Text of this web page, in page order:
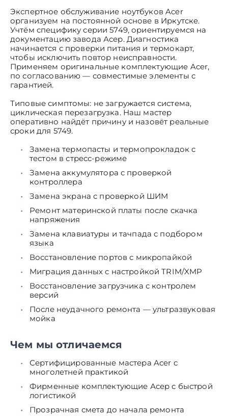
Экспертное обслуживание ноутбуков Acer
организуем на постоянной основе в Иркутске.
Учтём специфику серии 5749, ориентируемся на
документацию завода Асер. Диагностика
начинается с проверки питания и термокарт,
чтобы исключить повтор неисправности.
Применяем оригинальные комплектующие Acer,
по согласованию — совместимые элементы с
гарантией.
Типовые симптомы: не загружается система,
циклическая перезагрузка. Наш мастер
оперативно найдёт причину и назовёт реальные
сроки для 5749.
Замена термопасты и термопрокладок с
тестом в стресс-режиме
Замена аккумулятора с проверкой
контроллера
Замена экрана с проверкой ШИМ
Ремонт материнской платы после скачка
напряжения
Замена клавиатуры и тачпада с подбором
языка
Восстановление портов с микропайкой
Миграция данных с настройкой TRIM/XMP
Восстановление загрузчика с контролем
версий
После неудачного ремонта — ультразвуковая
мойка
Чем мы отличаемся
Сертифицированные мастера Acer с
многолетней практикой
Фирменные комплектующие Асер с быстрой
логистикой
Прозрачная смета до начала ремонта